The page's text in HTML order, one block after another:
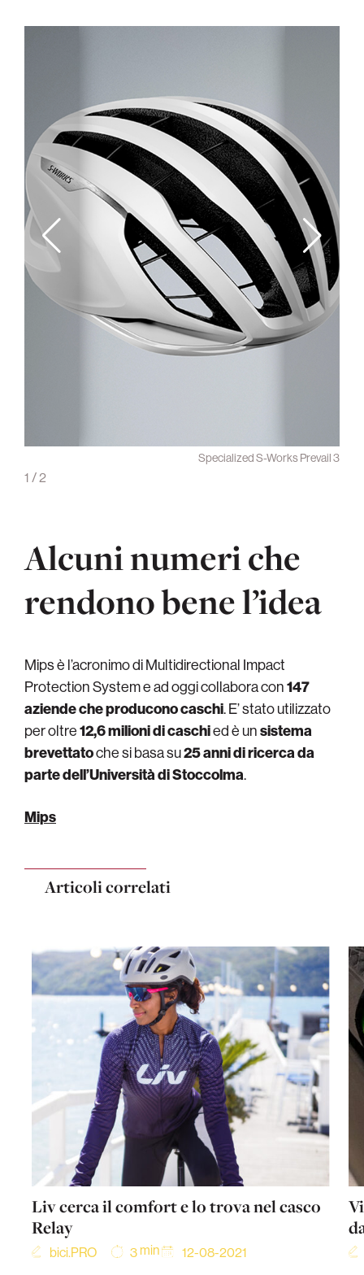
Specialized S-Works Prevail 3
1 / 2
Alcuni numeri che
rendono bene l’idea
Mips è l’acronimo di Multidirectional Impact
Protection System e ad oggi collabora con147
aziende che producono caschi. E’ stato utilizzato
per oltre12,6 milioni di caschied è unsistema
brevettatoche si basa su25 anni di ricerca da
parte dell’Università di Stoccolma.
Mips
Articoli correlati
Liv cerca il comfort e lo trova nel casco
Relay
bici.PRO 3 min 12-08-2021